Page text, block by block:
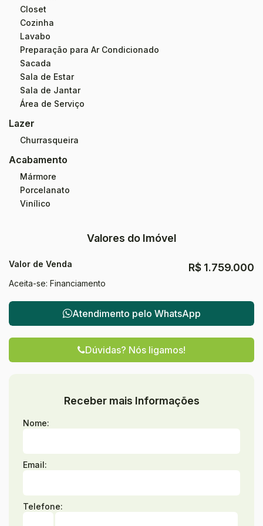
Closet
Cozinha
Lavabo
Preparação para Ar Condicionado
Sacada
Sala de Estar
Sala de Jantar
Área de Serviço
Lazer
Churrasqueira
Acabamento
Mármore
Porcelanato
Vinílico
Valores do Imóvel
R$ 1.759.000
Valor de Venda
Aceita-se: Financiamento
Atendimento pelo WhatsApp
Dúvidas? Nós ligamos!
Receber mais Informações
Nome:
Email:
Telefone: